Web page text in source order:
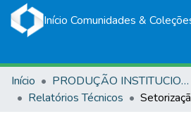
Início Comunidades &
Início
PRODUÇÃO INSTITUCIONAL
Relatórios Técnicos